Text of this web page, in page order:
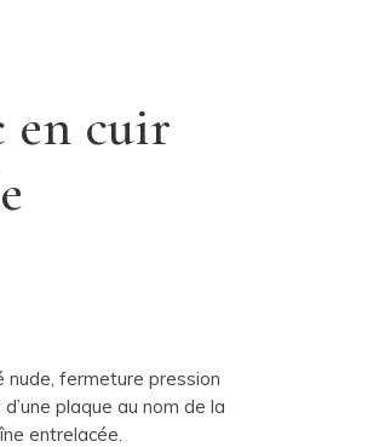
en cuir
nude, fermeture pression
plaque au nom de la
entrelacée.